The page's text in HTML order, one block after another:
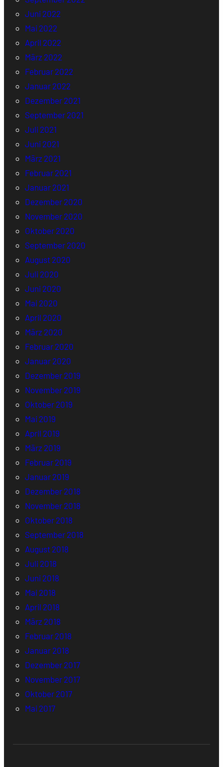
Juni 2022
Mai 2022
April 2022
März 2022
Februar 2022
Januar 2022
Dezember 2021
September 2021
Juli 2021
Juni 2021
März 2021
Februar 2021
Januar 2021
Dezember 2020
November 2020
Oktober 2020
September 2020
August 2020
Juli 2020
Juni 2020
Mai 2020
April 2020
März 2020
Februar 2020
Januar 2020
Dezember 2019
November 2019
Oktober 2019
Mai 2019
April 2019
März 2019
Februar 2019
Januar 2019
Dezember 2018
November 2018
Oktober 2018
September 2018
August 2018
Juli 2018
Juni 2018
Mai 2018
April 2018
März 2018
Februar 2018
Januar 2018
Dezember 2017
November 2017
Oktober 2017
Mai 2017